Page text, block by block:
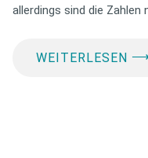
allerdings sind die Zahlen
WEITERLESEN